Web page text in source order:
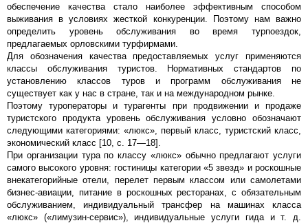
обеспечение качества стало наиболее эффективным способом
выживания в условиях жесткой конкуренции. Поэтому нам важно
определить уровень обслуживания во время турпоездок,
предлагаемых орловскими турфирмами.
Для обозначения качества предоставляемых услуг применяются
классы обслуживания туристов. Нормативных стандартов по
установлению классов туров и программ обслуживания не
существует как у нас в стране, так и на международном рынке.
Поэтому туроператоры и турагенты при продвижении и продаже
туристского продукта уровень обслуживания условно обозначают
следующими категориями: «люкс», первый класс, туристский класс,
экономический класс [10, с. 17—18].
При организации тура по классу «люкс» обычно предлагают услуги
самого высокого уровня: гостиницы категории «5 звезд» и роскошные
внекатегорийные отели, перелет первым классом или самолетами
бизнес-авиации, питание в роскошных ресторанах, с обязательным
обслуживанием, индивидуальный трансфер на машинах класса
«люкс» («лимузин-сервис»), индивидуальные услуги гида и т. д.